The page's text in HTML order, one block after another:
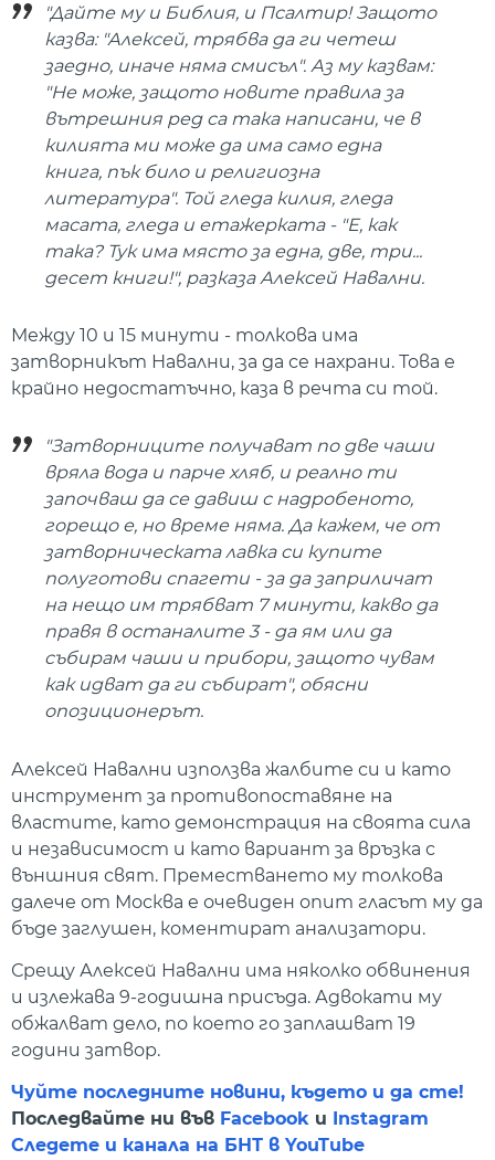
"Дайте му и Библия, и Псалтир! Защото
казва: "Алексей, трябва да ги четеш
заедно, иначе няма смисъл". Аз му казвам:
"Не може, защото новите правила за
вътрешния ред са така написани, че в
килията ми може да има само една
книга, пък било и религиозна
литература". Той гледа килия, гледа
масата, гледа и етажерката - "Е, как
така? Тук има място за една, две, три...
десет книги!", разказа Алексей Навални.
Между 10 и 15 минути - толкова има
затворникът Навални, за да се нахрани. Това е
крайно недостатъчно, каза в речта си той.
"Затворниците получават по две чаши
вряла вода и парче хляб, и реално ти
започваш да се давиш с надробеното,
горещо е, но време няма. Да кажем, че от
затворническата лавка си купите
полуготови спагети - за да заприличат
на нещо им трябват 7 минути, какво да
правя в останалите 3 - да ям или да
събирам чаши и прибори, защото чувам
как идват да ги събират", обясни
опозиционерът.
Алексей Навални използва жалбите си и като
инструмент за противопоставяне на
властите, като демонстрация на своята сила
и независимост и като вариант за връзка с
външния свят. Преместването му толкова
далече от Москва е очевиден опит гласът му да
бъде заглушен, коментират анализатори.
Срещу Алексей Навални има няколко обвинения
и излежава 9-годишна присъда. Адвокати му
обжалват дело, по което го заплашват 19
години затвор.
Чуйте последните новини, където и да сте!
Последвайте ни във Facebook и
Instagram
Следете и канала на БНТ в YouTube